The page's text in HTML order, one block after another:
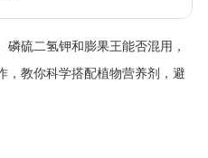
磷硫二氢钾和膨果王能否混用，
，教你科学搭配植物营养剂，避